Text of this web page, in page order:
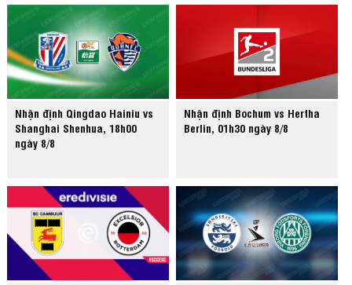
Nhận định Qingdao Hainiu vs
Shanghai Shenhua, 18h00
ngày 8/8
Nhận định Bochum vs Hertha
Berlin, 01h30 ngày 8/8